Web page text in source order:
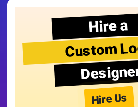
Hire a
Custom
Hire Us